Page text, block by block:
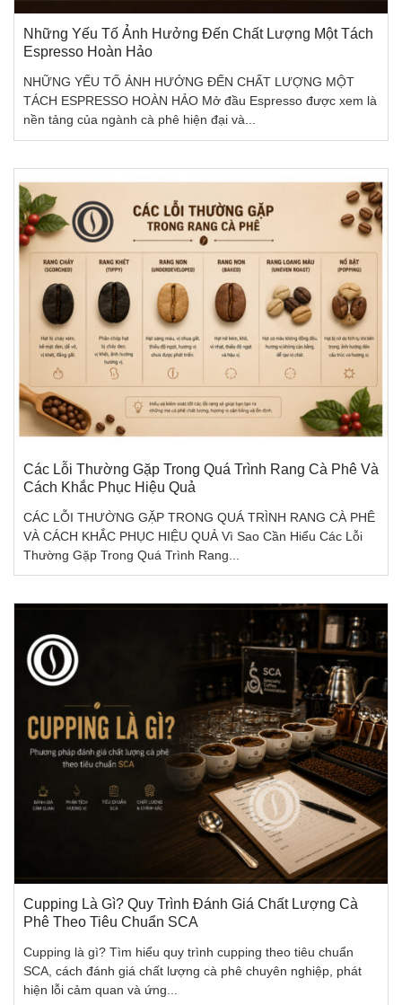
Những Yếu Tố Ảnh Hưởng Đến Chất Lượng Một Tách
Espresso Hoàn Hảo
NHỮNG YẾU TỐ ẢNH HƯỞNG ĐẾN CHẤT LƯỢNG MỘT
TÁCH ESPRESSO HOÀN HẢO Mở đầu Espresso được xem là
nền tảng của ngành cà phê hiện đại và...
Các Lỗi Thường Gặp Trong Quá Trình Rang Cà Phê Và
Cách Khắc Phục Hiệu Quả
CÁC LỖI THƯỜNG GẶP TRONG QUÁ TRÌNH RANG CÀ PHÊ
VÀ CÁCH KHẮC PHỤC HIỆU QUẢ Vì Sao Cần Hiểu Các Lỗi
Thường Gặp Trong Quá Trình Rang...
Cupping Là Gì? Quy Trình Đánh Giá Chất Lượng Cà
Phê Theo Tiêu Chuẩn SCA
Cupping là gì? Tìm hiểu quy trình cupping theo tiêu chuẩn
SCA, cách đánh giá chất lượng cà phê chuyên nghiệp, phát
hiện lỗi cảm quan và ứng...